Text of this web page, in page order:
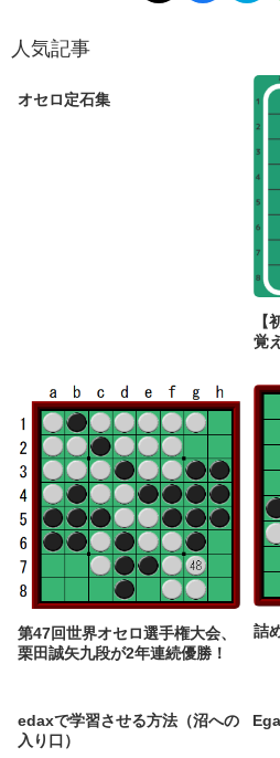
人気記事
オセロ定石集
覚
第47回世界オセロ選手権大会、
栗田誠矢九段が2年連続優勝！
詰
edaxで学習させる方法（沼への
入り口）